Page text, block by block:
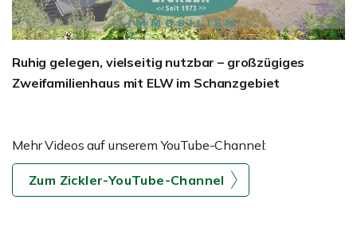
Ruhig gelegen, vielseitig nutzbar – großzügiges
Zweifamilienhaus mit ELW im Schanzgebiet
Mehr Videos auf unserem YouTube-Channel:
Zum Zickler-YouTube-Channel